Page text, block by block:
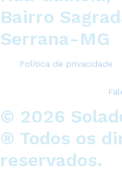
Bairro
Serrana-MG
Política de privacidade
© 2026
® Todos os
reservados.